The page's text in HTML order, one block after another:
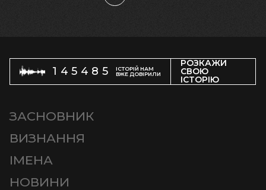
145485
ІСТОРІЙ НАМ
ВЖЕ ДОВІРИЛИ
РОЗКАЖИ
СВОЮ
ІСТОРІЮ
ЗАСНОВНИК
ВИЗНАННЯ
ІМЕНА
НОВИНИ